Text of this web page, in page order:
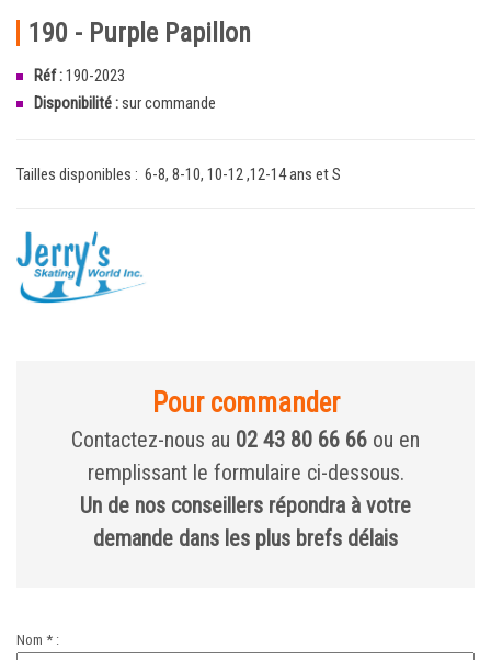
190 - Purple Papillon
Réf :190-2023
Disponibilité :sur commande
Tailles disponibles : 6-8, 8-10, 10-12 ,12-14 ans et S
Pour commander
Contactez-nous au 02 43 80 66 66 ou en
remplissant le formulaire ci-dessous.
Un de nos conseillers répondra à votre
demande dans les plus brefs délais
Nom * :